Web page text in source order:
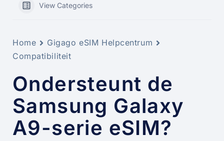
View Categories
Home
Gigago eSIM Helpcentrum
Compatibiliteit
Ondersteunt de
Samsung Galaxy
A9-serie eSIM?